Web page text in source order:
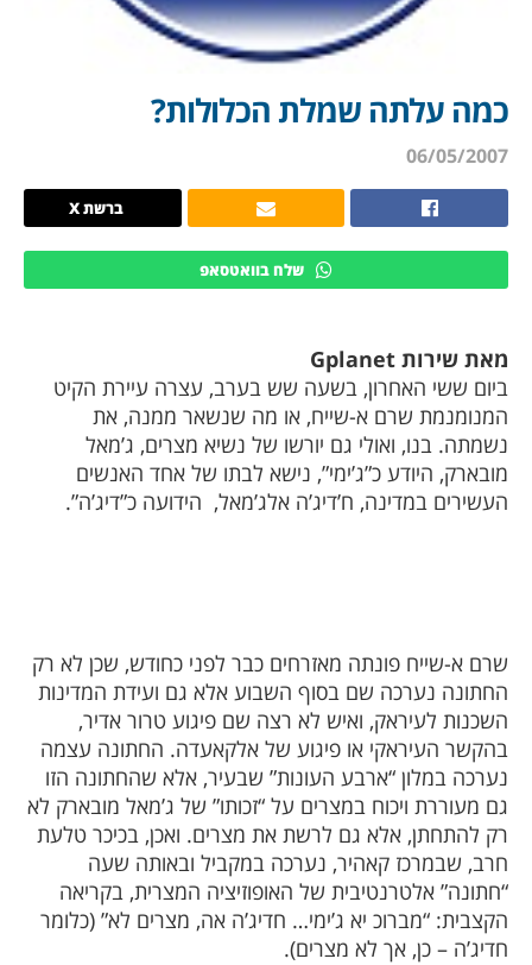
כמה עלתה שמלת הכלולות?
06/05/2007
ברשת X
שלח בוואטסאפ
מאת שירות Gplanet
ביום ששי האחרון, בשעה שש בערב, עצרה עיירת הקיט
המנומנמת שרם א-שייח, או מה שנשאר ממנה, את
נשמתה. בנו, ואולי גם יורשו של נשיא מצרים, ג’מאל
מובארק, היודע כ”ג’ימי”, נישא לבתו של אחד האנשים
העשירים במדינה, ח’דיג’ה אלג’מאל, הידועה כ”דיג’ה”.
שרם א-שייח פונתה מאזרחים כבר לפני כחודש, שכן לא רק
החתונה נערכה שם בסוף השבוע אלא גם ועידת המדינות
השכנות לעיראק, ואיש לא רצה שם פיגוע טרור אדיר,
בהקשר העיראקי או פיגוע של אלקאעדה. החתונה עצמה
נערכה במלון “ארבע העונות” שבעיר, אלא שהחתונה הזו
גם מעוררת ויכוח במצרים על “זכותו” של ג’מאל מובארק לא
רק להתחתן, אלא גם לרשת את מצרים. ואכן, בכיכר טלעת
חרב, שבמרכז קאהיר, נערכה במקביל ובאותה שעה
“חתונה” אלטרנטיבית של האופוזיציה המצרית, בקריאה
הקצבית: “מברוכ יא ג’ימי… חדיג’ה אה, מצרים לא” (כלומר
חדיג’ה – כן, אך לא מצרים).